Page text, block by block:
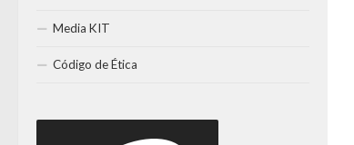
Media KIT
Código de Ética